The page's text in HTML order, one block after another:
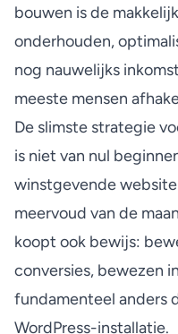
bouwen is de
onderhouden,
nog nauwelijks
meeste mensen
De slimste strategie
is niet van nul
winstgevende
meervoud van de
koopt ook bewijs:
conversies, bewezen
fundamenteel anders
WordPress-installatie.